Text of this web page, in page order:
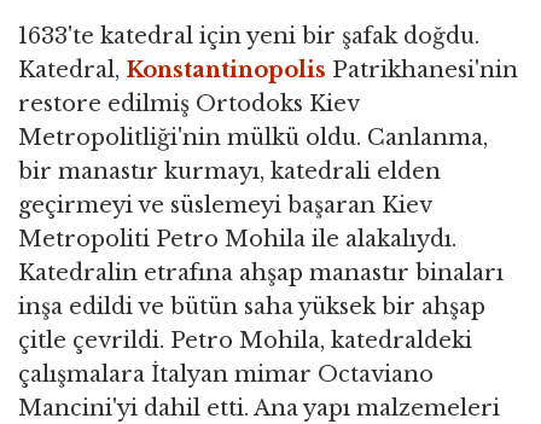
1633'te katedral için yeni bir şafak doğdu.
Katedral, Konstantinopolis Patrikhanesi'nin
restore edilmiş Ortodoks Kiev
Metropolitliği'nin mülkü oldu. Canlanma,
bir manastır kurmayı, katedrali elden
geçirmeyi ve süslemeyi başaran Kiev
Metropoliti Petro Mohila ile alakalıydı.
Katedralin etrafına ahşap manastır binaları
inşa edildi ve bütün saha yüksek bir ahşap
çitle çevrildi. Petro Mohila, katedraldeki
çalışmalara İtalyan mimar Octaviano
Mancini'yi dahil etti. Ana yapı malzemeleri